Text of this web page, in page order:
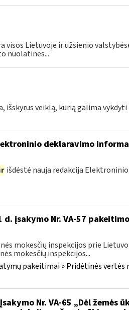
visos Lietuvoje ir užsienio
nuolatines...
išskyrus veiklą, kurią galima
deklaravimo
išdėstė nauja redakcija
d. įsakymo Nr. VA-57 pakeitimo
mokesčių inspekcijos prie
mokesčių inspekcijos...
pakeitimai » Pridėtinės
Nr. VA-65 „Dėl žemės